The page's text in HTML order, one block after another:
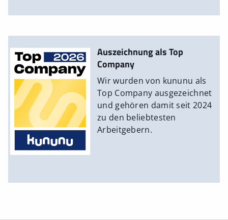
Auszeichnung als Top
Company
Wir wurden von kununu als
Top Company ausgezeichnet
und gehören damit seit 2024
zu den beliebtesten
Arbeitgebern.